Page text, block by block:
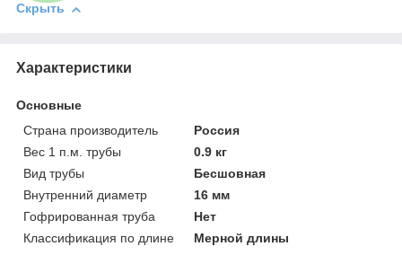
Скрыть
Характеристики
Основные
Страна производитель
Россия
Вес 1 п.м. трубы
0.9 кг
Вид трубы
Бесшовная
Внутренний диаметр
16 мм
Гофрированная труба
Нет
Классификация по длине
Мерной длины